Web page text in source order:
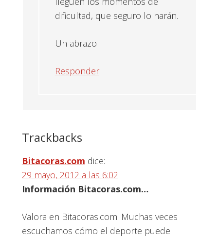
dificultad, que seguro lo harán.
Un abrazo
Responder
Trackbacks
Bitacoras.com dice:
29 mayo, 2012 a las 6:02
Información Bitacoras.com…
Valora en Bitacoras.com: Muchas veces
escuchamos cómo el deporte puede